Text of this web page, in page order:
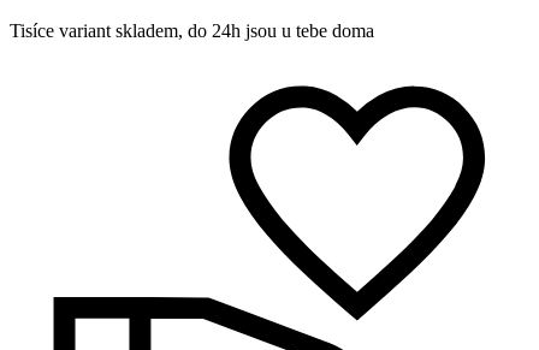
Tisíce variant skladem, do 24h jsou u tebe doma